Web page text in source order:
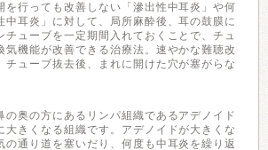
を行っても改善しない「滲出性中耳炎」や何
中耳炎」に対して、局所麻酔後、耳の鼓膜に
チューブを一定期間入れておくことで、チュ
気機能が改善できる治療法。速やかな難聴改
チューブ抜去後、まれに開けた穴が塞がらな
の奥の方にあるリンパ組織であるアデノイド
大きくなる組織です。アデノイドが大きくな
の通り道を塞いだり、何度も中耳炎を繰り返